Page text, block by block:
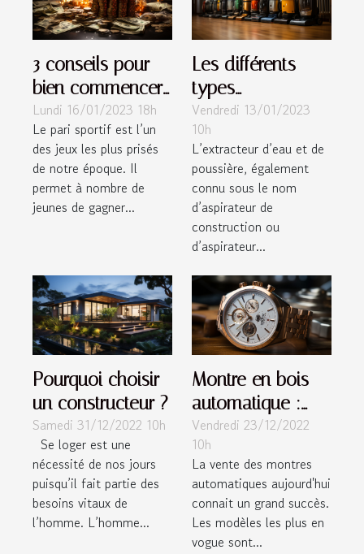
3 conseils pour
bien commencer
vos débuts dans
les paris sportifs
Lundi 16/01/2023 18h
Le pari sportif est l’un
des jeux les plus prisés
de notre époque. Il
permet à nombre de
jeunes de gagner...
Les différents
types
d’aspirateurs
multifonctions
Vendredi 13/01/2023
10h
L’extracteur d’eau et de
poussière, également
connu sous le nom
d’aspirateur de
construction ou
d’aspirateur...
Pourquoi choisir
un constructeur ?
Samedi 31/12/2022 10h
Se loger est une
nécessité de nos jours
puisqu’il fait partie des
besoins vitaux de
l’homme. L’homme...
Montre en bois
automatique :
pourquoi faire ce
choix ?
Vendredi 23/12/2022
10h
La vente des montres
automatiques aujourd'hui
connait un grand succès.
Les modèles les plus en
vogue sont...